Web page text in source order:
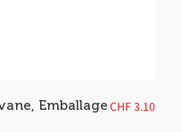
EmballageCHF3.10